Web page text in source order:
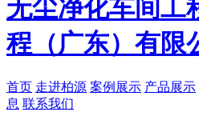
首页 走进柏源 案例展示 产品展示
息 联系我们